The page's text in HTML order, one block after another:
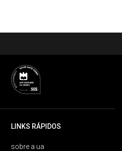
LINKS RÁPIDOS
sobre a ua